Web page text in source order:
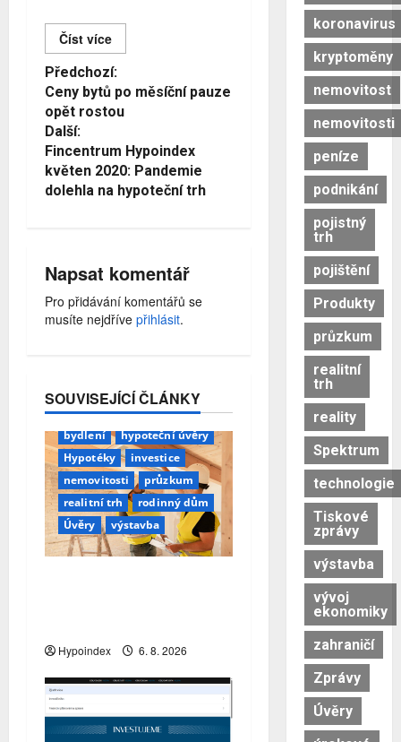
Číst více
Č
í
s
t
d
e
Předchozí:
Ceny bytů po měsíční pauze
opět rostou
Další:
Fincentrum Hypoindex
květen 2020: Pandemie
dolehla na hypoteční trh
Napsat komentář
Pro přidávání komentářů se
musíte nejdříve přihlásit.
SOUVISEJÍCÍ ČLÁNKY
bydlení
hypoteční úvěry
Hypotéky
investice
nemovitosti
průzkum
realitní trh
rodinný dům
Úvěry
výstavba
Hypoindex 6. 8. 2026
koronavirus
kryptoměny
nemovitost
nemovitosti
peníze
podnikání
pojistný
trh
pojištění
Produkty
průzkum
realitní
trh
reality
Spektrum
technologie
Tiskové
zprávy
výstavba
vývoj
ekonomiky
zahraničí
Zprávy
Úvěry